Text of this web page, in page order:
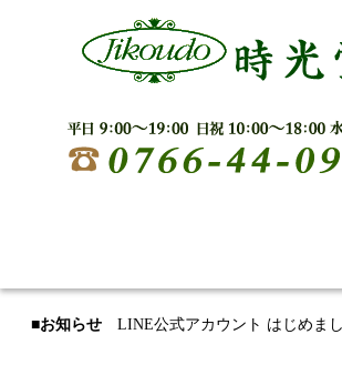
■お知らせ LINE公式アカウント はじめま